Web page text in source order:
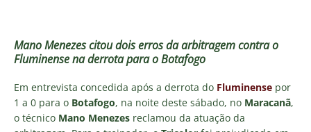
Mano Menezes citou dois erros da arbitragem contra o
Fluminense na derrota para o Botafogo
Em entrevista concedida após a derrota do Fluminense por
1 a 0 para o Botafogo, na noite deste sábado, no Maracanã,
o técnico Mano Menezes reclamou da atuação da